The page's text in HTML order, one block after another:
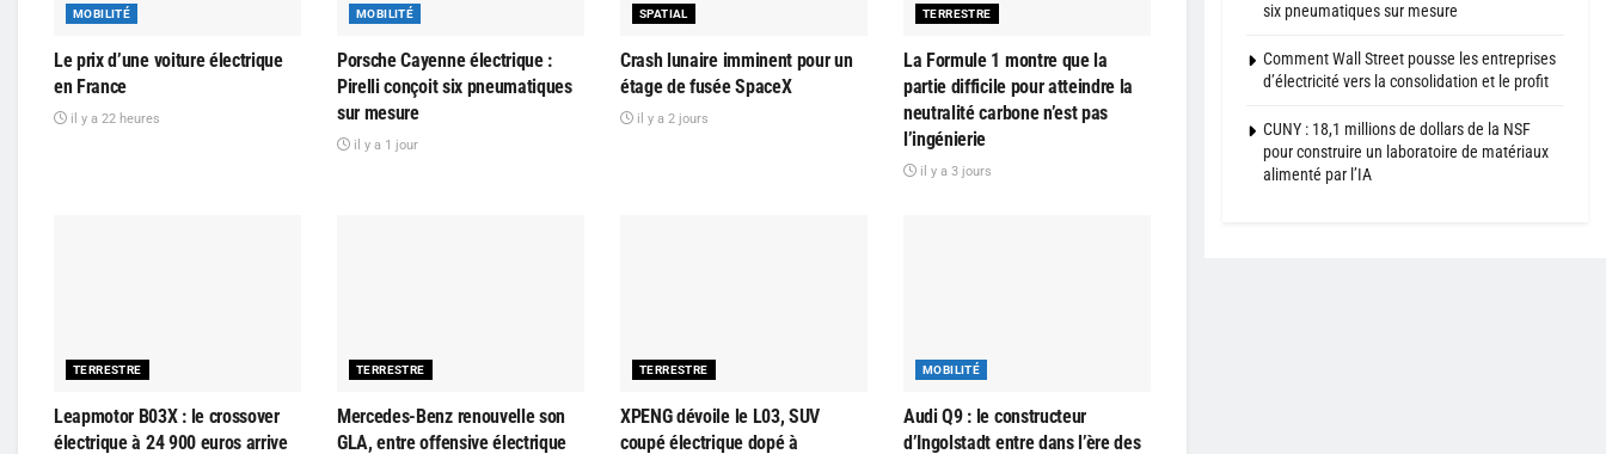
MOBILITÉ
Le prix d’une voiture électrique
en France
il y a 22 heures
MOBILITÉ
Porsche Cayenne électrique :
Pirelli conçoit six pneumatiques
sur mesure
il y a 1 jour
SPATIAL
Crash lunaire imminent pour un
étage de fusée SpaceX
il y a 2 jours
TERRESTRE
La Formule 1 montre que la
partie difficile pour atteindre la
neutralité carbone n’est pas
l’ingénierie
il y a 3 jours
TERRESTRE
Leapmotor B03X : le crossover
électrique à 24 900 euros arrive
TERRESTRE
Mercedes-Benz renouvelle son
GLA, entre offensive électrique
TERRESTRE
XPENG dévoile le L03, SUV
coupé électrique dopé à
MOBILITÉ
Audi Q9 : le constructeur
d’Ingolstadt entre dans l’ère des
six pneumatiques sur mesure
Comment Wall Street pousse les entreprises
d’électricité vers la consolidation et le profit
CUNY : 18,1 millions de dollars de la NSF
pour construire un laboratoire de matériaux
alimenté par l’IA